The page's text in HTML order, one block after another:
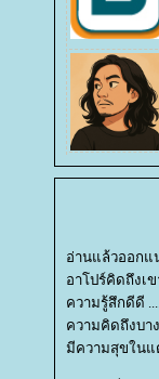
อ่านแล้วออกแ
อาโปร์คิดถึงเ
ความรู้สึกดีดี
ความคิดถึงบา
มีความสุขในแ